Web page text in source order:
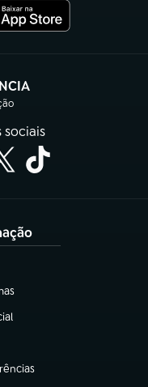
nova aba)
sociais
aba)
aba)